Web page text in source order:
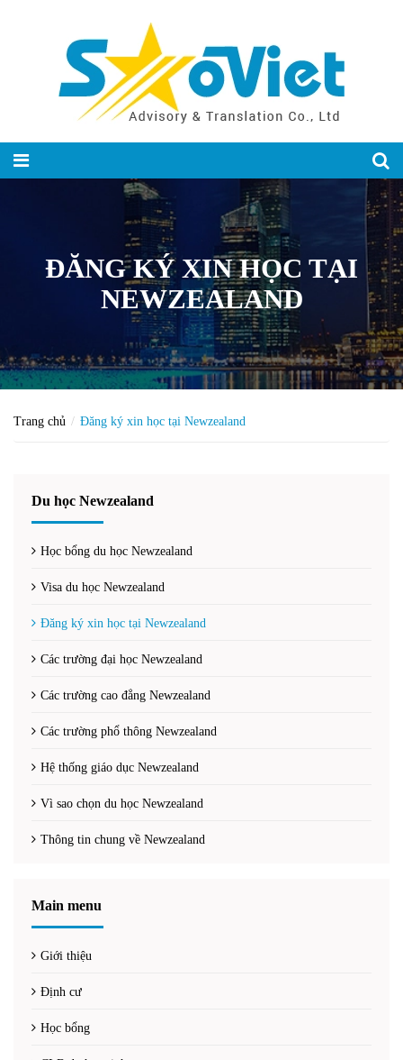
ĐĂNG KÝ XIN HỌC TẠI
NEWZEALAND
Trang chủ Đăng ký xin học tại Newzealand
Du học Newzealand
Học bổng du học Newzealand
Visa du học Newzealand
Đăng ký xin học tại Newzealand
Các trường đại học Newzealand
Các trường cao đẳng Newzealand
Các trường phổ thông Newzealand
Hệ thống giáo dục Newzealand
Vì sao chọn du học Newzealand
Thông tin chung về Newzealand
Main menu
Giới thiệu
Định cư
Học bổng